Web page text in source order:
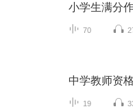
小学生满分
70
中学教师资
19